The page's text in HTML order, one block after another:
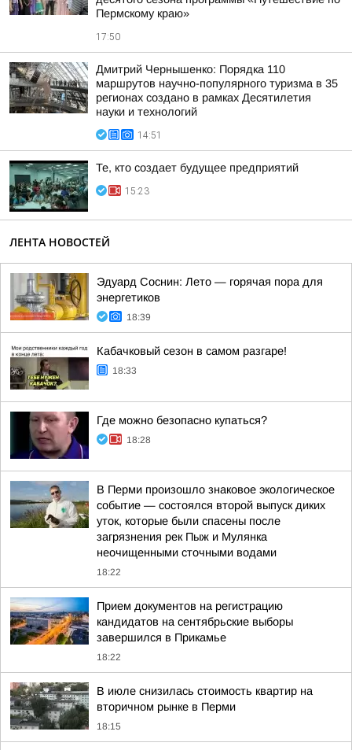
Пермскому краю»
17:50
Дмитрий Чернышенко: Порядка 110
маршрутов научно-популярного туризма в 35
регионах создано в рамках Десятилетия
науки и технологий
14:51
Те, кто создает будущее предприятий
15:23
ЛЕНТА НОВОСТЕЙ
Эдуард Соснин: Лето — горячая пора для
энергетиков
18:39
Кабачковый сезон в самом разгаре!
18:33
Где можно безопасно купаться?
18:28
В Перми произошло знаковое экологическое
событие — состоялся второй выпуск диких
уток, которые были спасены после
загрязнения рек Пыж и Мулянка
неочищенными сточными водами
18:22
Прием документов на регистрацию
кандидатов на сентябрьские выборы
завершился в Прикамье
18:22
В июле снизилась стоимость квартир на
вторичном рынке в Перми
18:15